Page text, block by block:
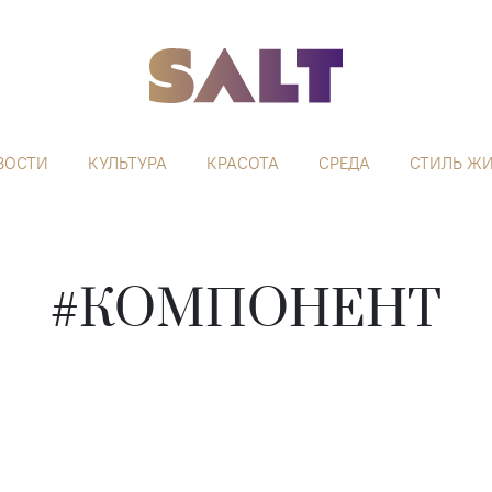
КУЛЬТУРА КРАСОТА СРЕДА СТИЛЬ
#КОМПОНЕНТ